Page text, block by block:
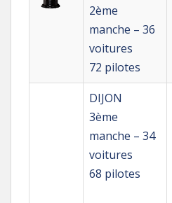
2ème
manche – 36
voitures
72 pilotes
DIJON
3ème
manche – 34
voitures
68 pilotes